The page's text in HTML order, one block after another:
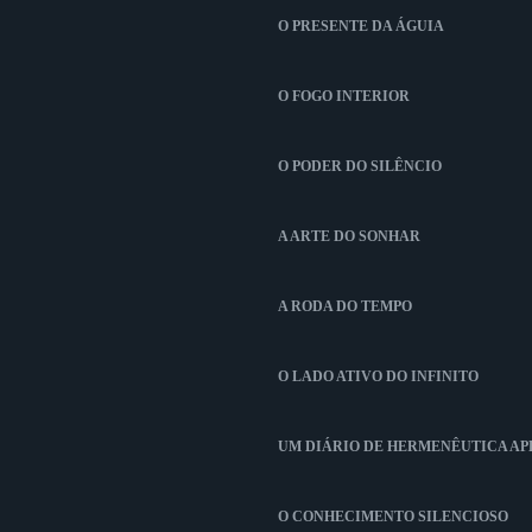
O PRESENTE DA ÁGUIA
O FOGO INTERIOR
O PODER DO SILÊNCIO
A ARTE DO SONHAR
A RODA DO TEMPO
O LADO ATIVO DO INFINITO
UM DIÁRIO DE HERMENÊUTICA
O CONHECIMENTO SILENCIOSO